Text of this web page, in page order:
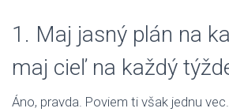
1. Maj jasný plán na
maj cieľ na každý
Áno, pravda. Poviem ti však jednu vec.